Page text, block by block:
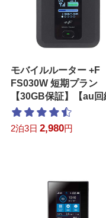
モバイルルーター +F
FS030W 短期プラン
【30GB保証】【au回
2泊3日 2,980円